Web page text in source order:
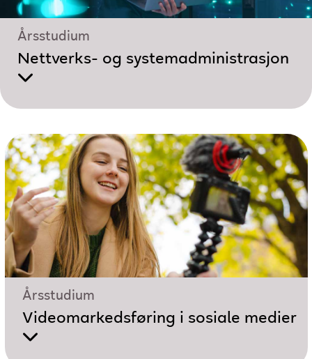
Årsstudium
Nettverks- og system­administrasjon
Årsstudium
Videomarkedsføring i sosiale medier